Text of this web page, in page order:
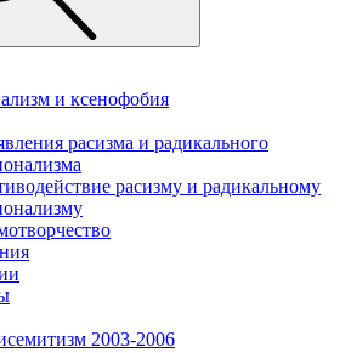
и ксенофобия
расизма и радикального
расизму и радикальному
2003-2006